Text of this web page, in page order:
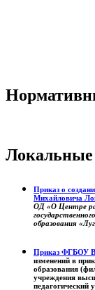
Локальные
Приказ о
Михайловича
ОД «О Центре
образования
Приказ ФГБОУ
изменений в
образования
учреждения
педагогический